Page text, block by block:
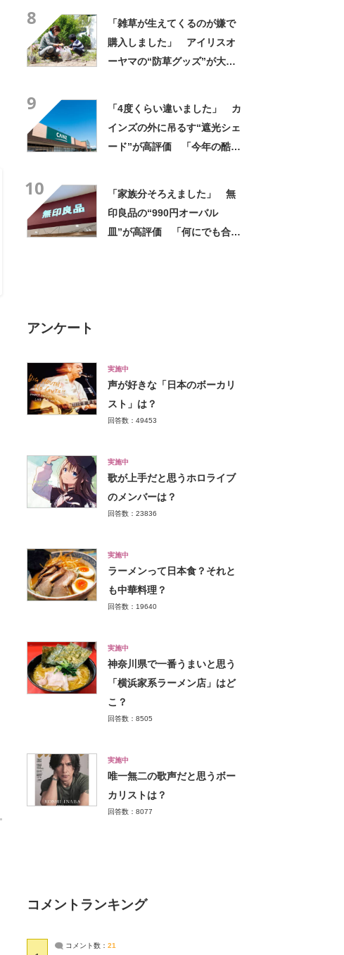
8
「雑草が生えてくるのが嫌で
購入しました」 アイリスオ
ーヤマの“防草グッズ”が大人
9
「4度くらい違いました」 カ
インズの外に吊るす“遮光シェ
ード”が高評価 「今年の酷暑
10
「家族分そろえました」 無
印良品の“990円オーバル
皿”が高評価 「何にでも合
アンケート
実施中
声が好きな「日本のボーカリ
スト」は？
回答数：49453
実施中
歌が上手だと思うホロライブ
のメンバーは？
回答数：23836
実施中
ラーメンって日本食？それと
も中華料理？
回答数：19640
実施中
神奈川県で一番うまいと思う
「横浜家系ラーメン店」はど
こ？
回答数：8505
実施中
唯一無二の歌声だと思うボー
カリストは？
回答数：8077
コメントランキング
コメント数： 21